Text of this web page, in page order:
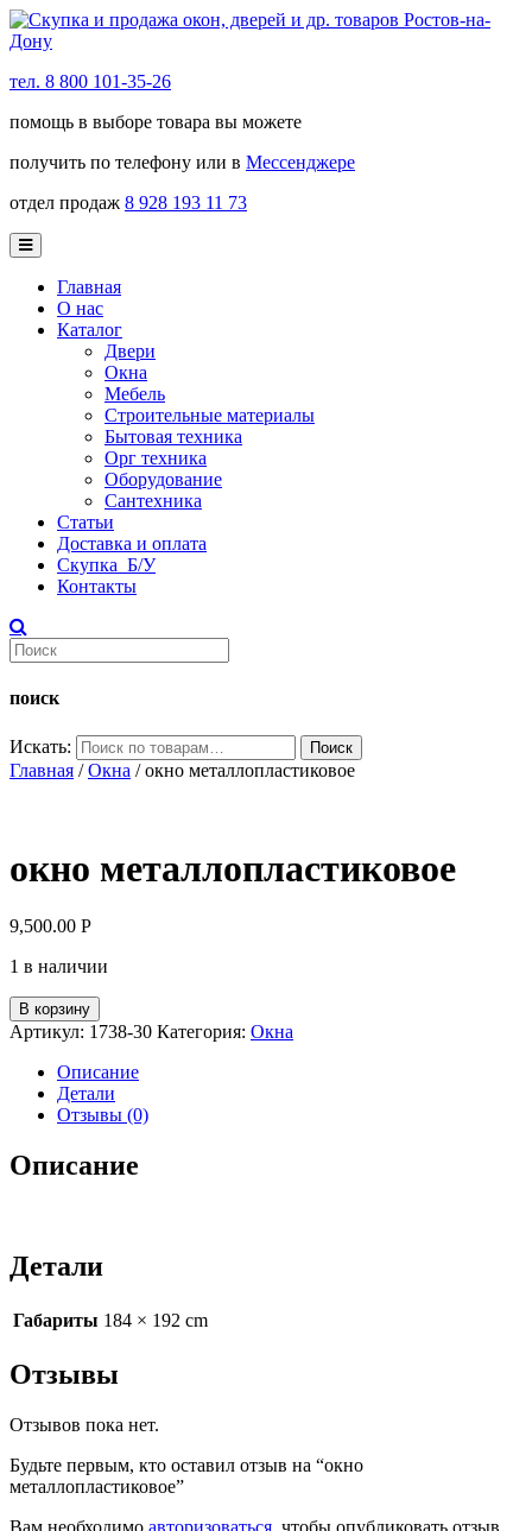
тел. 8 800 101-35-26
помощь в выборе товара вы можете
получить по телефону или в Мессенджере
отдел продаж 8 928 193 11 73
Главная
О нас
Каталог
Двери
Окна
Мебель
Строительные материалы
Бытовая техника
Орг техника
Оборудование
Сантехника
Статьи
Доставка и оплата
Скупка Б/У
Контакты
поиск
Искать: Поиск
Главная /Окна / окно металлопластиковое
окно металлопластиковое
9,500.00 Р
1 в наличии
В корзину
Артикул: 1738-30 Категория: Окна
Описание
Детали
Отзывы (0)
Описание
Детали
Габариты 184 × 192 cm
Отзывы
Отзывов пока нет.
Будьте первым, кто оставил отзыв на “окно
металлопластиковое”
Вам необходимо авторизоваться, чтобы опубликовать отзыв.